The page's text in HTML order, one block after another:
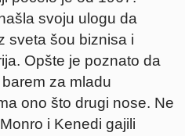
svoju ulogu da
sveta šou biznisa i
Opšte je poznato da
za mladu
ono što drugi nose. Ne
i Kenedi gajili